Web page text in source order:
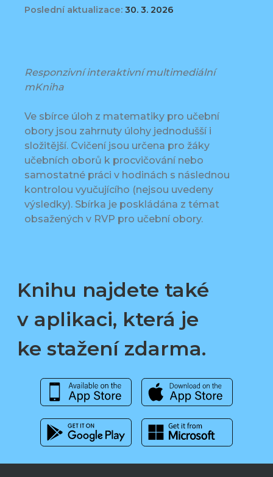
Poslední aktualizace: 30. 3. 2026
Responzivní interaktivní multimediální
mKniha
Ve sbírce úloh z matematiky pro učební
obory jsou zahrnuty úlohy jednodušší i
složitější. Cvičení jsou určena pro žáky
učebních oborů k procvičování nebo
samostatné práci v hodinách s následnou
kontrolou vyučujícího (nejsou uvedeny
výsledky). Sbírka je poskládána z témat
obsažených v RVP pro učební obory.
Knihu najdete také
v aplikaci, která je
ke stažení zdarma.